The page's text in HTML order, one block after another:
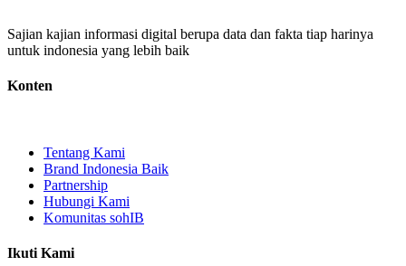
Sajian kajian informasi digital berupa data dan fakta tiap harinya
untuk indonesia yang lebih baik
Konten
Tentang Kami
Brand Indonesia Baik
Partnership
Hubungi Kami
Komunitas sohIB
Ikuti Kami